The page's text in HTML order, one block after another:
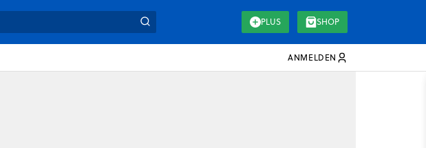
PLUS SHOP
ANMELDEN